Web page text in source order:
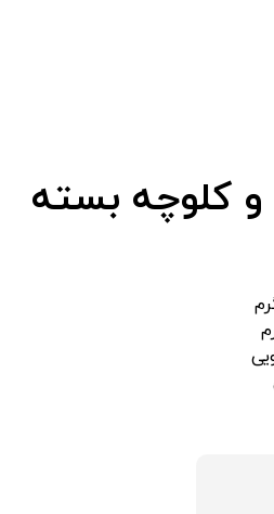
و کلوچه بسته